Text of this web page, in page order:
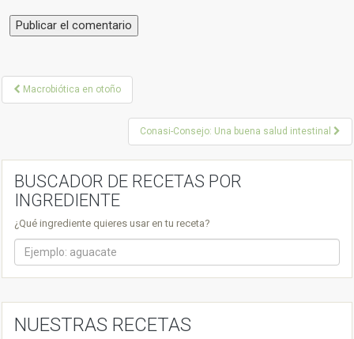
P
t
i
g
Macrobiótica en otoño
Conasi-Consejo: Una buena salud intestinal
BUSCADOR DE RECETAS POR
INGREDIENTE
¿Qué ingrediente quieres usar en tu receta?
NUESTRAS RECETAS